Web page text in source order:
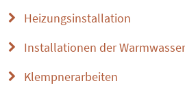
Heizungsinstallation
Installationen der
Klempnerarbeiten